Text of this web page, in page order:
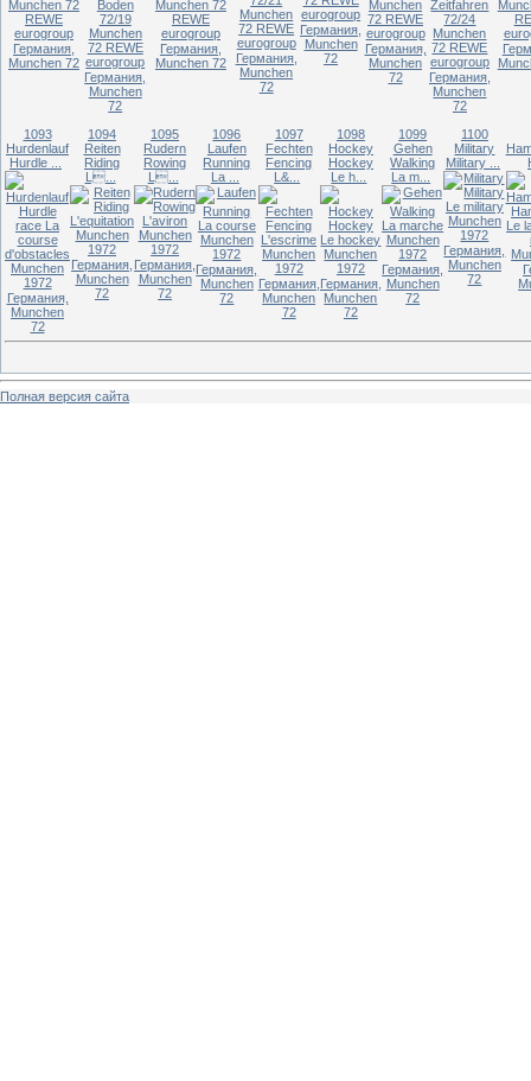
Германия,
Munchen 72
Германия,
Munchen
72
Германия,
Munchen 72
Германия,
Munchen
72
Германия,
Munchen
72
Германия,
Munchen
72
Германия,
Munchen
72
1093
Hurdenlauf
Hurdle ...
Германия,
Munchen
72
1094
Reiten
Riding
L...
Германия,
Munchen
72
1095
Rudern
Rowing
L...
Германия,
Munchen
72
1096
Laufen
Running
La ...
Германия,
Munchen
72
1097
Fechten
Fencing
L&...
Германия,
Munchen
72
1098
Hockey
Hockey
Le h...
Германия,
Munchen
72
1099
Gehen
Walking
La m...
Германия,
Munchen
72
1100
Military
Military ...
Германия,
Munchen
72
Полная версия сайта